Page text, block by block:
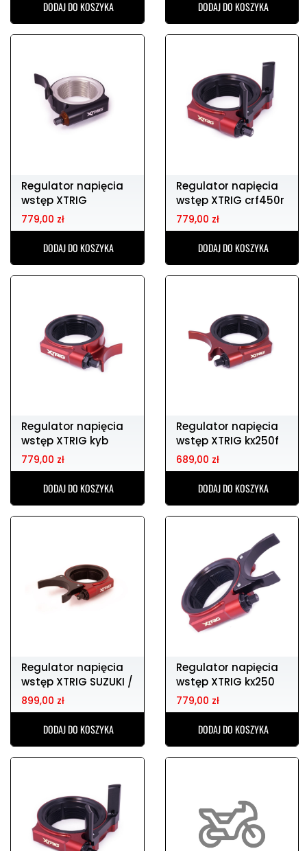
DODAJ DO KOSZYKA DODAJ DO KOSZYKA
Regulator napięcia
wstęp XTRIG
KTM/HQV sx/tc 16-
779,00 zł
DODAJ DO KOSZYKA
Regulator napięcia
wstęp XTRIG crf450r
13-16
779,00 zł
DODAJ DO KOSZYKA
Regulator napięcia
wstęp XTRIG kyb
YAMAHA yz/ yzf
779,00 zł
DODAJ DO KOSZYKA
Regulator napięcia
wstęp XTRIG kx250f
06-16
689,00 zł
DODAJ DO KOSZYKA
Regulator napięcia
wstęp XTRIG SUZUKI /
SHERCO
899,00 zł
DODAJ DO KOSZYKA
Regulator napięcia
wstęp XTRIG kx250
21-24
779,00 zł
DODAJ DO KOSZYKA